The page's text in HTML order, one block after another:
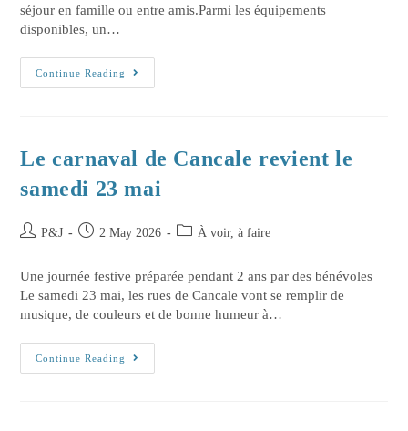
séjour en famille ou entre amis.Parmi les équipements
disponibles, un…
Continue Reading
Le carnaval de Cancale revient le
samedi 23 mai
P&J 2 May 2026 À voir, à faire
Une journée festive préparée pendant 2 ans par des bénévoles
Le samedi 23 mai, les rues de Cancale vont se remplir de
musique, de couleurs et de bonne humeur à…
Continue Reading